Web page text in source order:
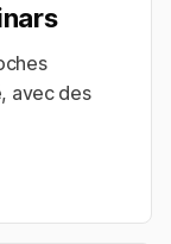
avec des